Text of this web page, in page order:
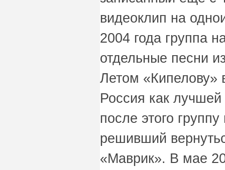
видеоклип на
2004 года группа
отдельные песни
Летом «Кипелову»
Россия как лучшей
после этого
решивший
«Маврик». В мае